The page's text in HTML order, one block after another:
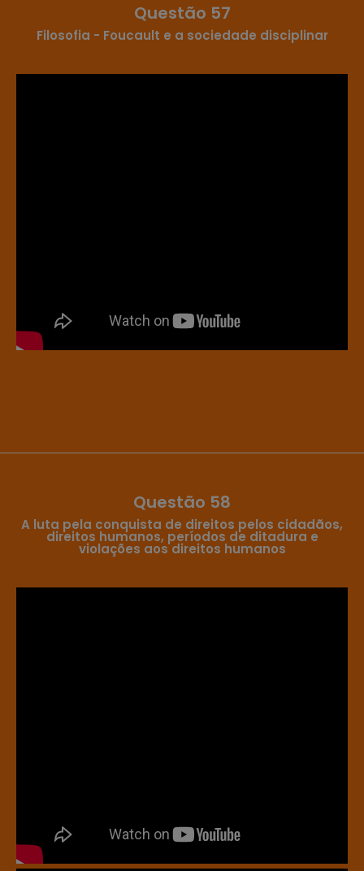
Questão 57
Filosofia - Foucault e a sociedade disciplinar
Questão 58
A luta pela conquista de direitos pelos cidadãos,
direitos humanos, períodos de ditadura e
violações aos direitos humanos